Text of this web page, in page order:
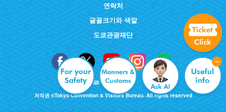
연락처
글꼴크기와 색깔
도쿄관광재단
저작권 ©Tokyo Convention & Visitors Bureau. All rights reserved